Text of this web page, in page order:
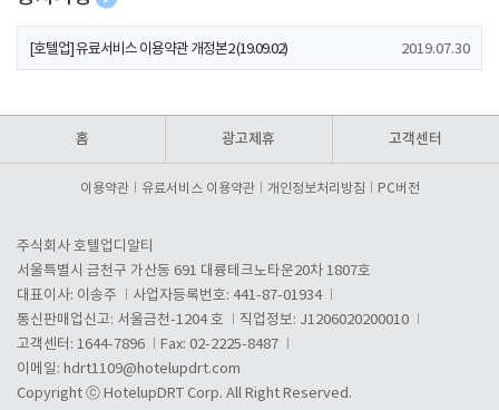
[호텔업] 개인정보 처리방침 개정본1 (19.09.02)
[호텔업] 유료서비스 이용약관 개정본2 (19.09.02) 2019.07.30
홈 광고제휴 고객센터
이용약관 유료서비스 이용약관 개인정보처리방침 PC버전
주식회사 호텔업디알티
서울특별시 금천구 가산동 691 대륭테크노타운20차 1807호
대표이사: 이송주
사업자등록번호: 441-87-01934
통신판매업신고: 서울금천-1204 호
직업정보: J1206020200010
고객센터: 1644-7896
Fax: 02-2225-8487
이메일: hdrt1109@hotelupdrt.com
Copyright ⓒ HotelupDRT Corp. All Right Reserved.